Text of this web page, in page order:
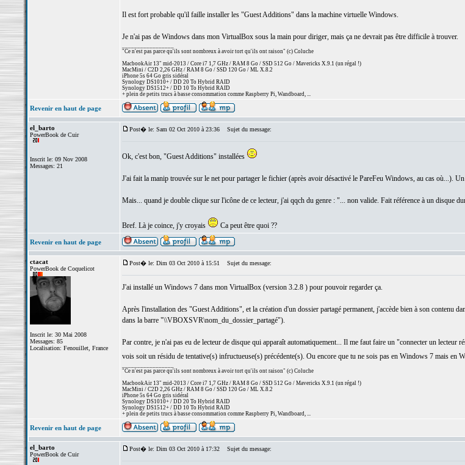
Il est fort probable qu'il faille installer les "Guest Additions" dans la machine virtuelle Windows.
Je n'ai pas de Windows dans mon VirtualBox sous la main pour diriger, mais ça ne devrait pas être difficile à trouver.
"Ce n'est pas parce qu'ils sont nombreux à avoir tort qu'ils ont raison" (c) Coluche
MacbookAir 13" mid-2013 / Core i7 1,7 GHz / RAM 8 Go / SSD 512 Go / Mavericks X.9.1 (un régal !)
MacMini / C2D 2,26 GHz / RAM 8 Go / SSD 120 Go / ML X.8.2
iPhone 5s 64 Go gris sidéral
Synology DS1010+ / DD 20 To Hybrid RAID
Synology DS1512+ / DD 10 To Hybrid RAID
+ plein de petits trucs à basse consommation comme Raspberry Pi, Wandboard, ...
Revenir en haut de page
el_barto
PowerBook de Cuir
Inscrit le: 09 Nov 2008
Messages: 21
Post� le: Sam 02 Oct 2010 à 23:36 Sujet du message:
Ok, c'est bon, "Guest Additions" installées
J'ai fait la manip trouvée sur le net pour partager le fichier (après avoir désactivé le PareFeu Windows, au cas où...).
Mais... quand je double clique sur l'icône de ce lecteur, j'ai qqch du genre : "... non valide. Fait référence à un disque
Bref. Là je coince, j'y croyais Ca peut être quoi ??
Revenir en haut de page
ctacat
PowerBook de Coquelicot
Inscrit le: 30 Mai 2008
Messages: 85
Localisation: Fenouillet, France
Post� le: Dim 03 Oct 2010 à 15:51 Sujet du message:
J'ai installé un Windows 7 dans mon VirtualBox (version 3.2.8 ) pour pouvoir regarder ça.
Après l'installation des "Guest Additions", et la création d'un dossier partagé permanent, j'accède bien à son contenu
dans la barre "\\VBOXSVR\nom_du_dossier_partagé").
Par contre, je n'ai pas eu de lecteur de disque qui apparaît automatiquement... Il me faut faire un "connecter un
vois soit un résidu de tentative(s) infructueuse(s) précédente(s). Ou encore que tu ne sois pas en Windows 7 mais
"Ce n'est pas parce qu'ils sont nombreux à avoir tort qu'ils ont raison" (c) Coluche
MacbookAir 13" mid-2013 / Core i7 1,7 GHz / RAM 8 Go / SSD 512 Go / Mavericks X.9.1 (un régal !)
MacMini / C2D 2,26 GHz / RAM 8 Go / SSD 120 Go / ML X.8.2
iPhone 5s 64 Go gris sidéral
Synology DS1010+ / DD 20 To Hybrid RAID
Synology DS1512+ / DD 10 To Hybrid RAID
+ plein de petits trucs à basse consommation comme Raspberry Pi, Wandboard, ...
Revenir en haut de page
el_barto
PowerBook de Cuir
Post� le: Dim 03 Oct 2010 à 17:32 Sujet du message: